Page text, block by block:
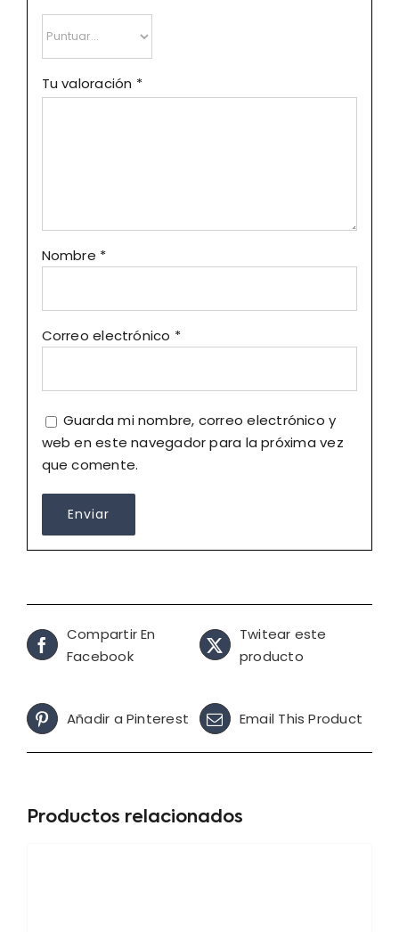
Tu valoración *
Nombre *
Correo electrónico *
Guarda mi nombre, correo electrónico y
web en este navegador para la próxima vez
que comente.
Compartir En
Facebook
Twitear este
producto
Añadir a Pinterest Email This Product
Productos relacionados